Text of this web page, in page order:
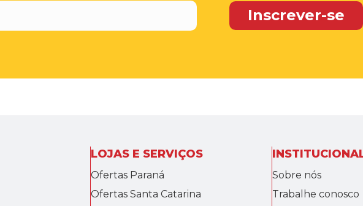
LOJAS E SERVIÇOS
Ofertas Paraná
Ofertas Santa Catarina
Sobre nós
Trabalhe conosco